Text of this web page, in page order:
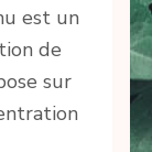
est un
de
sur